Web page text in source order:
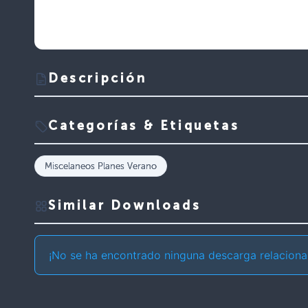
Descripción
Categorías & Etiquetas
Miscelaneos Planes Verano
Similar Downloads
¡No se ha encontrado ninguna descarga